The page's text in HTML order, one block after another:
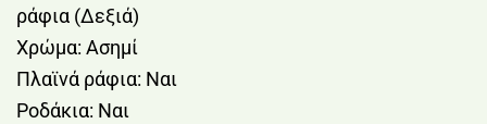
ράφια (Δεξιά)
Χρώμα: Ασημί
Πλαϊνά ράφια: Ναι
Ροδάκια: Ναι